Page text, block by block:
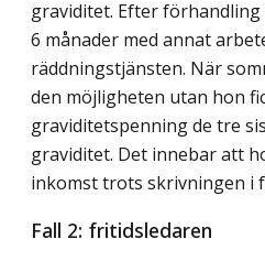
graviditet. Efter förhandling
6 månader med annat
räddningstjänsten. När
den möjligheten utan hon
graviditetspenning de tre
graviditet. Det innebar att
inkomst trots skrivningen i
Fall 2: fritidsledaren